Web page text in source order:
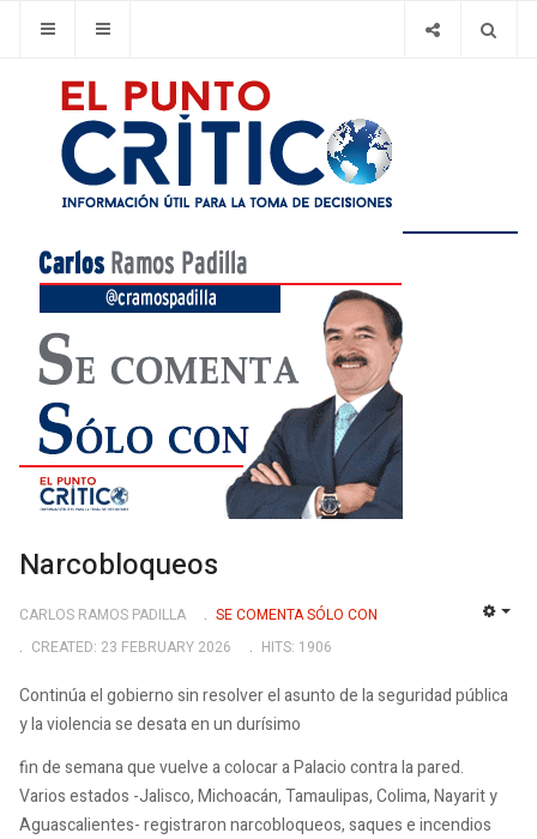
Narcobloqueos
CARLOS RAMOS PADILLA
SE COMENTA SÓLO CON
CREATED: 23 FEBRUARY 2026
HITS: 1906
Continúa el gobierno sin resolver el asunto de la seguridad pública
y la violencia se desata en un durísimo
fin de semana que vuelve a colocar a Palacio contra la pared.
Variosestados -Jalisco, Michoacán, Tamaulipas, Colima, Nayarit y
Aguascalientes- registraronnarcobloqueos, saques e incendios